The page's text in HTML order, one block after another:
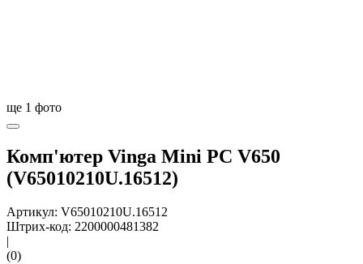
ще 1 фото
Комп'ютер Vinga Mini PC V650
(V65010210U.16512)
Артикул: V65010210U.16512
Штрих-код: 2200000481382
(0)